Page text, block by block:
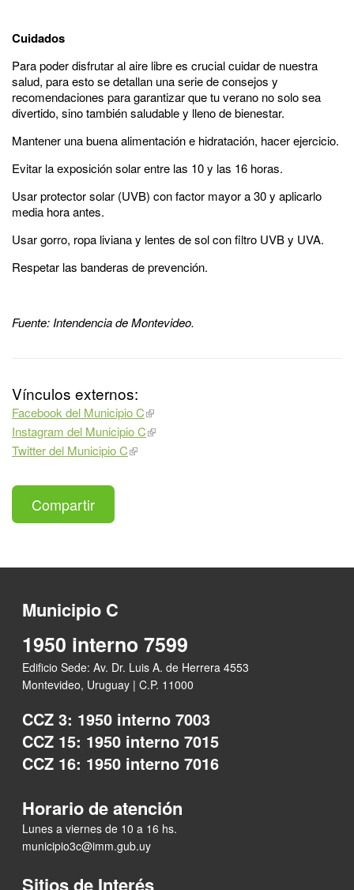
Cuidados
Para poder disfrutar al aire libre es crucial cuidar de nuestra
salud, para esto se detallan una serie de consejos y
recomendaciones para garantizar que tu verano no solo sea
divertido, sino también saludable y lleno de bienestar.
Mantener una buena alimentación e hidratación, hacer ejercicio.
Evitar la exposición solar entre las 10 y las 16 horas.
Usar protector solar (UVB) con factor mayor a 30 y aplicarlo
media hora antes.
Usar gorro, ropa liviana y lentes de sol con filtro UVB y UVA.
Respetar las banderas de prevención.
Fuente: Intendencia de Montevideo.
Vínculos externos:
Facebook del Municipio C
Instagram del Municipio C
Twitter del Municipio C
Compartir
Municipio C
1950 interno 7599
Edificio Sede: Av. Dr. Luis A. de Herrera 4553
Montevideo, Uruguay | C.P. 11000
CCZ 3: 1950 interno 7003
CCZ 15: 1950 interno 7015
CCZ 16: 1950 interno 7016
Horario de atención
Lunes a viernes de 10 a 16 hs.
municipio3c@imm.gub.uy
Sitios de Interés